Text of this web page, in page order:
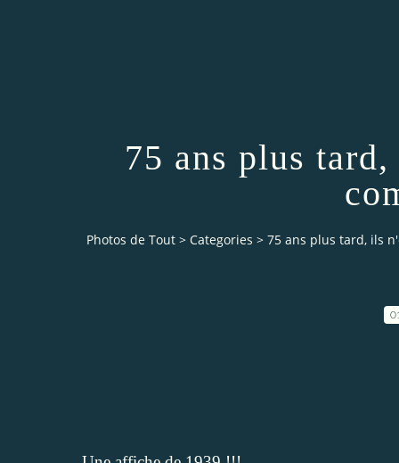
75 ans plus
Photos de Tout > Categories > 75 ans plus tard, ils